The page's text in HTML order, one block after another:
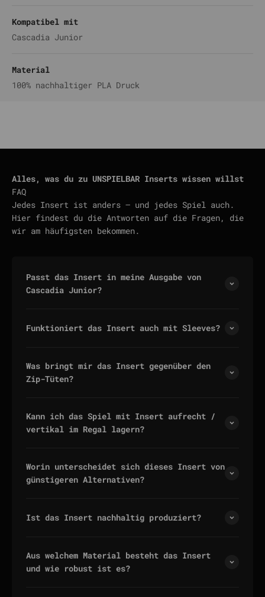
Kompatibel mit
Cascadia Junior
Material
100% nachhaltiger PLA Druck
Alles, was du zu UNSPIELBAR Inserts wissen willst
FAQ
Jedes Insert ist anders — und jedes Spiel auch.
Hier findest du die Antworten auf die Fragen, die
wir am häufigsten bekommen.
Passt das Insert in meine Ausgabe von
Cascadia Junior?
Funktioniert das Insert auch mit Sleeves?
Was bringt mir das Insert gegenüber den
Zip-Tüten?
Kann ich das Spiel mit Insert aufrecht /
vertikal im Regal lagern?
Worin unterscheidet sich dieses Insert von
günstigeren Alternativen?
Ist das Insert nachhaltig produziert?
Aus welchem Material besteht das Insert
und wie robust ist es?